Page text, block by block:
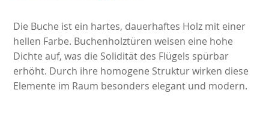
Die Buche ist ein hartes, dauerhaftes Holz mit einer
hellen Farbe. Buchenholztüren weisen eine hohe
Dichte auf, was die Solidität des Flügels spürbar
erhöht. Durch ihre homogene Struktur wirken diese
Elemente im Raum besonders elegant und modern.